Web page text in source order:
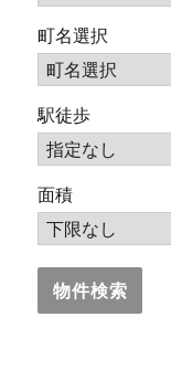
町名選択
駅徒歩
面積